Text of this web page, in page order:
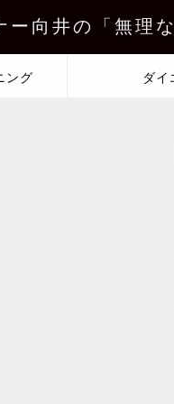
向井の「無理
ング ダイ